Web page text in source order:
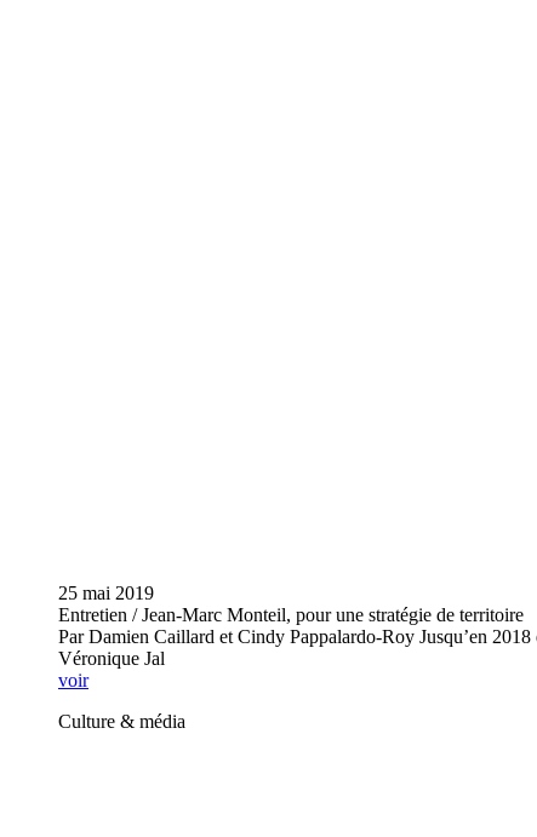
25 mai 2019
Entretien / Jean-Marc Monteil, pour une stratégie de territoire
Par Damien Caillard et Cindy Pappalardo-Roy Jusqu’en
Véronique Jal
voir
Culture & média